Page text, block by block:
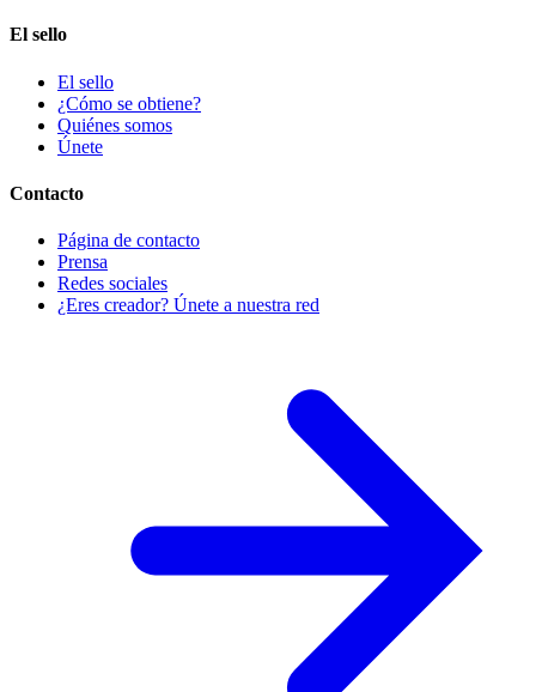
El sello
El sello
¿Cómo se obtiene?
Quiénes somos
Únete
Contacto
Página de contacto
Prensa
Redes sociales
¿Eres creador? Únete a nuestra red